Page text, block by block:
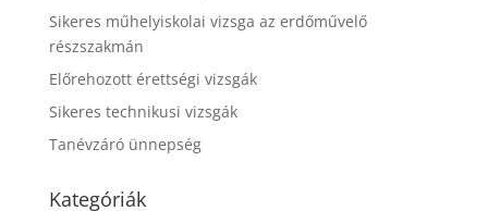
Sikeres műhelyiskolai vizsga az erdőművelő
részszakmán
Előrehozott érettségi vizsgák
Sikeres technikusi vizsgák
Tanévzáró ünnepség
Kategóriák